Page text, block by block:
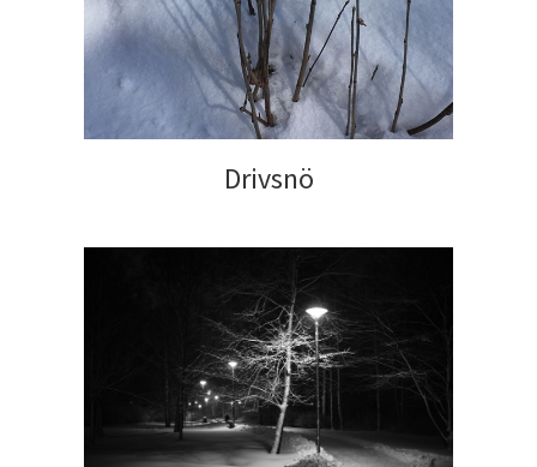
Drivsnö